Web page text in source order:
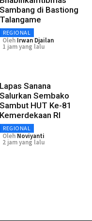
Sambang di Bastiong
Talangame
REGIONAL
Oleh Irwan Djailan
1 jam yang lalu
Lapas Sanana
Salurkan Sembako
Sambut HUT Ke-81
Kemerdekaan RI
REGIONAL
Oleh Noviyanti
2 jam yang lalu